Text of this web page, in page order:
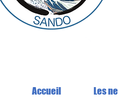
Accueil Les